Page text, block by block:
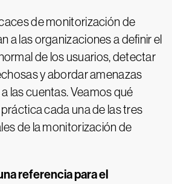
de monitorización de
a las organizaciones a definir el
de los usuarios, detectar
y abordar amenazas
las cuentas. Veamos qué
cada una de las tres
de la monitorización de
referencia para el